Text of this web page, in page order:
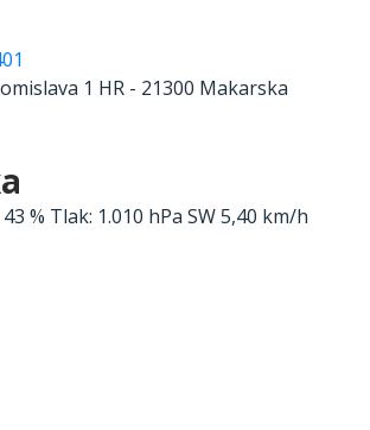
1 HR - 21300 Makarska
43 % Tlak: 1.010 hPa SW 5,40 km/h